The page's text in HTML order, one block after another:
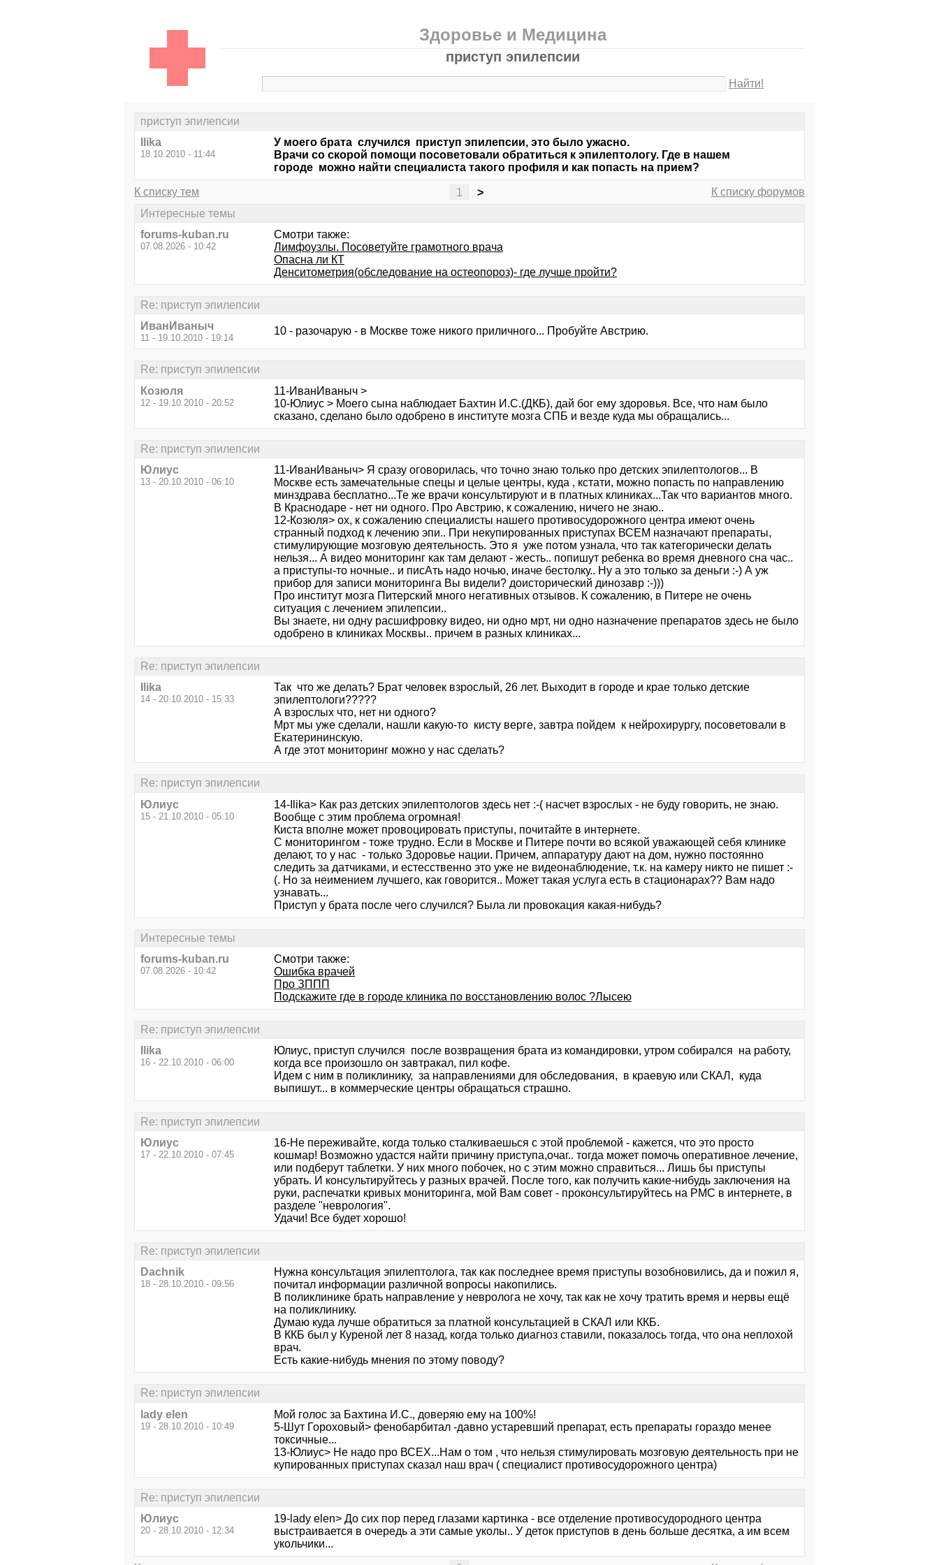
Здоровье и Медицина
приступ эпилепсии
Найти!
приступ эпилепсии
Ilika
18.10.2010 - 11:44
У моего брата случился приступ эпилепсии, это было ужасно.
Врачи со скорой помощи посоветовали обратиться к эпилептологу. Где в нашем
городе можно найти специалиста такого профиля и как попасть на прием?
К списку тем 1 >
К списку форумов
Интересные темы
forums-kuban.ru
07.08.2026 - 10:42
Смотри также:
Лимфоузлы. Посоветуйте грамотного врача
Опасна ли КТ
Денситометрия(обследование на остеопороз)- где лучше пройти?
Re: приступ эпилепсии
ИванИваныч
11 - 19.10.2010 - 19:14
10 - разочарую - в Москве тоже никого приличного... Пробуйте Австрию.
Re: приступ эпилепсии
Козюля
12 - 19.10.2010 - 20:52
11-ИванИваныч >
10-Юлиус > Моего сына наблюдает Бахтин И.С.(ДКБ), дай бог ему здоровья. Все, что нам было
сказано, сделано было одобрено в институте мозга СПБ и везде куда мы обращались...
Re: приступ эпилепсии
Юлиус
13 - 20.10.2010 - 06:10
11-ИванИваныч> Я сразу оговорилась, что точно знаю только про детских эпилептологов... В
Москве есть замечательные спецы и целые центры, куда , кстати, можно попасть по направлению
минздрава бесплатно...Те же врачи консультируют и в платных клиниках...Так что вариантов много.
В Краснодаре - нет ни одного. Про Австрию, к сожалению, ничего не знаю..
12-Козюля> ох, к сожалению специалисты нашего противосудорожного центра имеют очень
странный подход к лечению эпи.. При некупированных приступах ВСЕМ назначают препараты,
стимулирующие мозговую деятельность. Это я уже потом узнала, что так категорически делать
нельзя... А видео мониторинг как там делают - жесть.. попишут ребенка во время дневного сна час..
а приступы-то ночные.. и писАть надо ночью, иначе бестолку.. Ну а это только за деньги :-) А уж
прибор для записи мониторинга Вы видели? доисторический динозавр :-)))
Про институт мозга Питерский много негативных отзывов. К сожалению, в Питере не очень
ситуация с лечением эпилепсии..
Вы знаете, ни одну расшифровку видео, ни одно мрт, ни одно назначение препаратов здесь не было
одобрено в клиниках Москвы.. причем в разных клиниках...
Re: приступ эпилепсии
Ilika
14 - 20.10.2010 - 15:33
Так что же делать? Брат человек взрослый, 26 лет. Выходит в городе и крае только детские
эпилептологи?????
А взрослых что, нет ни одного?
Мрт мы уже сделали, нашли какую-то кисту верге, завтра пойдем к нейрохирургу, посоветовали в
Екатерининскую.
А где этот мониторинг можно у нас сделать?
Re: приступ эпилепсии
Юлиус
15 - 21.10.2010 - 05:10
14-Ilika> Как раз детских эпилептологов здесь нет :-( насчет взрослых - не буду говорить, не знаю.
Вообще с этим проблема огромная!
Киста вполне может провоцировать приступы, почитайте в интернете.
С мониторингом - тоже трудно. Если в Москве и Питере почти во всякой уважающей себя клинике
делают, то у нас - только Здоровье нации. Причем, аппаратуру дают на дом, нужно постоянно
следить за датчиками, и естесственно это уже не видеонаблюдение, т.к. на камеру никто не пишет :-
(. Но за неимением лучшего, как говорится.. Может такая услуга есть в стационарах?? Вам надо
узнавать...
Приступ у брата после чего случился? Была ли провокация какая-нибудь?
Интересные темы
forums-kuban.ru
07.08.2026 - 10:42
Смотри также:
Ошибка врачей
Про ЗППП
Подскажите где в городе клиника по восстановлению волос ?Лысею
Re: приступ эпилепсии
Ilika
16 - 22.10.2010 - 06:00
Юлиус, приступ случился после возвращения брата из командировки, утром собирался на работу,
когда все произошло он завтракал, пил кофе.
Идем с ним в поликлинику, за направлениями для обследования, в краевую или СКАЛ, куда
выпишут... в коммерческие центры обращаться страшно.
Re: приступ эпилепсии
Юлиус
17 - 22.10.2010 - 07:45
16-Не переживайте, когда только сталкиваешься с этой проблемой - кажется, что это просто
кошмар! Возможно удастся найти причину приступа,очаг.. тогда может помочь оперативное лечение,
или подберут таблетки. У них много побочек, но с этим можно справиться... Лишь бы приступы
убрать. И консультируйтесь у разных врачей. После того, как получить какие-нибудь заключения на
руки, распечатки кривых мониторинга, мой Вам совет - проконсультируйтесь на РМС в интернете, в
разделе "неврология".
Удачи! Все будет хорошо!
Re: приступ эпилепсии
Dachnik
18 - 28.10.2010 - 09:56
Нужна консультация эпилептолога, так как последнее время приступы возобновились, да и пожил я,
почитал информации различной вопросы накопились.
В поликлинике брать направление у невролога не хочу, так как не хочу тратить время и нервы ещё
на поликлинику.
Думаю куда лучше обратиться за платной консультацией в СКАЛ или ККБ.
В ККБ был у Куреной лет 8 назад, когда только диагноз ставили, показалось тогда, что она неплохой
врач.
Есть какие-нибудь мнения по этому поводу?
Re: приступ эпилепсии
lady elen
19 - 28.10.2010 - 10:49
Мой голос за Бахтина И.С., доверяю ему на 100%!
5-Шут Гороховый> фенобарбитал -давно устаревший препарат, есть препараты гораздо менее
токсичные...
13-Юлиус> Не надо про ВСЕХ...Нам о том , что нельзя стимулировать мозговую деятельность при не
купированных приступах сказал наш врач ( специалист противосудорожного центра)
Re: приступ эпилепсии
Юлиус
20 - 28.10.2010 - 12:34
19-lady elen> До сих пор перед глазами картинка - все отделение противосудородного центра
выстраивается в очередь а эти самые уколы.. У деток приступов в день больше десятка, а им всем
укольчики...